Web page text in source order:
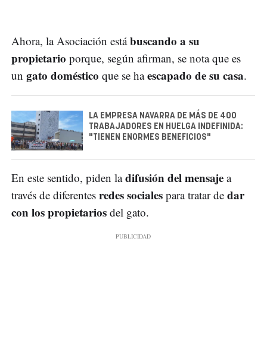
Ahora, la Asociación estábuscando a su
propietario porque, según afirman, se nota que es
un gato doméstico que se haescapado de su casa.
LA EMPRESA NAVARRA DE MÁS DE 400
TRABAJADORES EN HUELGA INDEFINIDA:
"TIENEN ENORMES BENEFICIOS"
En este sentido, piden ladifusión del mensaje a
través de diferentes redes sociales para tratar de dar
con los propietarios del gato.